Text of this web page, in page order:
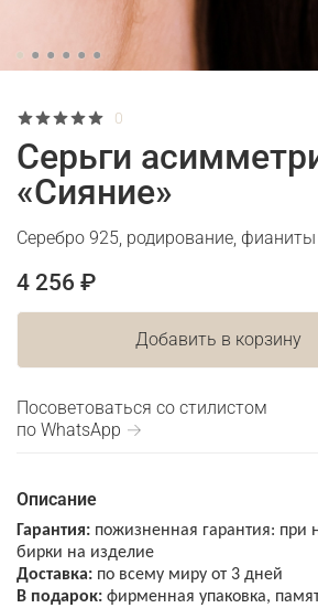
0
Серьги
«Сияние»
Серебро 925, родирование, фианиты
4 256 ₽
Добавить в корзину
Посоветоваться со стилистом
по WhatsApp →
Описание
Гарантия: пожизненная гарантия: при
бирки на изделие
Доставка: по всему миру от 3 дней
В подарок: фирменная упаковка,